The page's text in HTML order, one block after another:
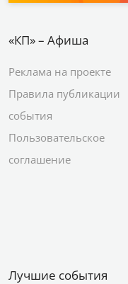
«КП» – Афиша
Реклама на проекте
Правила публикации
события
Пользовательское
соглашение
Лучшие события